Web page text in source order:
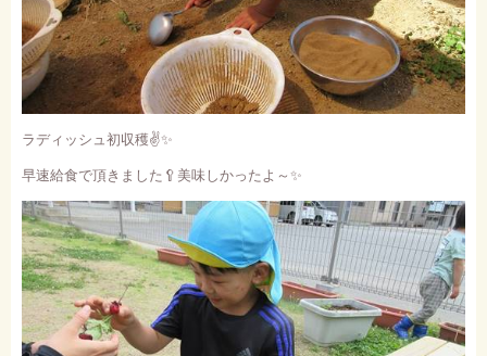
ラディッシュ初収穫✌✨
早速給食で頂きました 🥄 美味しかったよ～ ✨